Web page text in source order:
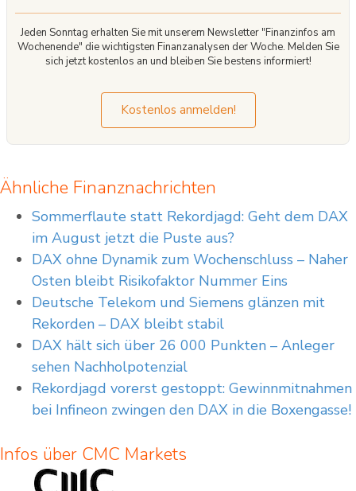
Jeden Sonntag erhalten Sie mit unserem Newsletter "Finanzinfos am
Wochenende" die wichtigsten Finanzanalysen der Woche. Melden Sie
sich jetzt kostenlos an und bleiben Sie bestens informiert!
Kostenlos anmelden!
Ähnliche Finanznachrichten
Sommerflaute statt Rekordjagd: Geht dem DAX
im August jetzt die Puste aus?
DAX ohne Dynamik zum Wochenschluss – Naher
Osten bleibt Risikofaktor Nummer Eins
Deutsche Telekom und Siemens glänzen mit
Rekorden – DAX bleibt stabil
DAX hält sich über 26 000 Punkten – Anleger
sehen Nachholpotenzial
Rekordjagd vorerst gestoppt: Gewinnmitnahmen
bei Infineon zwingen den DAX in die Boxengasse!
Infos über CMC Markets